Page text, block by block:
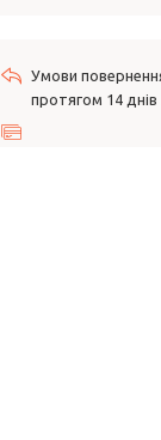
протягом 14 днів